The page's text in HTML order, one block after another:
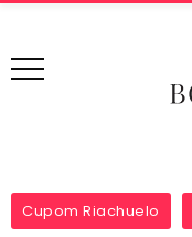
Cupom Riachuelo